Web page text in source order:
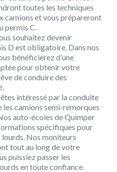
toutes les techniques
camions et vous prépareront
permis C.
souhaitez devenir
D est obligatoire. Dans nos
bénéficierez d’une
pour obtenir votre
de conduire des
intéressé par la conduite
les camions semi-remorques
auto-écoles de Quimper
spécifiques pour
Nos moniteurs
tout au long de votre
puissiez passer les
en toute confiance.